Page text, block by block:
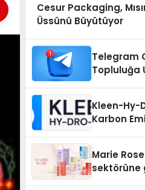
Cesur Packaging,
Üssünü Büyütüyor
Telegram
Topluluğa
Kleen-Hy-
Karbon
Aldı
Marie
sektörüne